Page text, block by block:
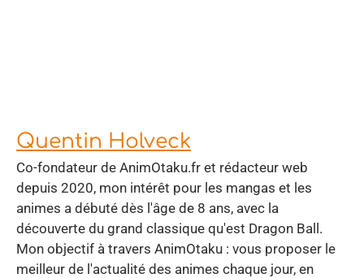
Quentin Holveck
Co-fondateur de AnimOtaku.fr et rédacteur web
depuis 2020, mon intérêt pour les mangas et les
animes a débuté dès l'âge de 8 ans, avec la
découverte du grand classique qu'est Dragon Ball.
Mon objectif à travers AnimOtaku : vous proposer le
meilleur de l'actualité des animes chaque jour, en